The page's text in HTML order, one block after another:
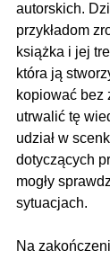
autorskich.
przykładom
książka i jej
która ją
kopiować bez
utrwalić tę
udział w
dotyczących
mogły
sytuacjach.
Na